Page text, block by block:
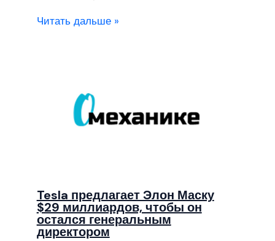
Читать дальше »
Tesla предлагает Элон Маску
$29 миллиардов, чтобы он
остался генеральным
директором